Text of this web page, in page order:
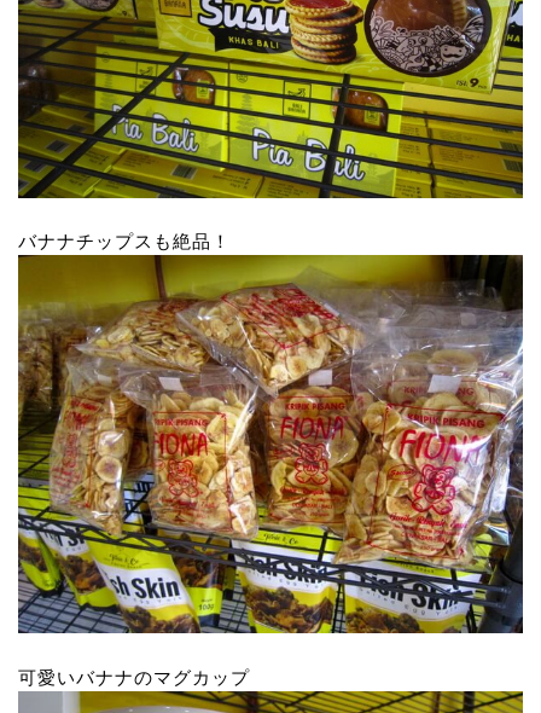
バナナチップスも絶品！
可愛いバナナのマグカップ